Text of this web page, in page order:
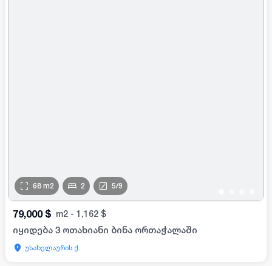
68 m2 2 5/9
79,000 $ m2 - 1,162 $
იყიდება 3 ოთახიანი ბინა ორთაჭალაში
უსახელაურის ქ.